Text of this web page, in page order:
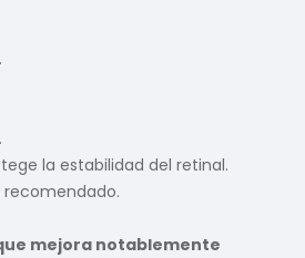
la estabilidad del retinal.
mejora notablemente